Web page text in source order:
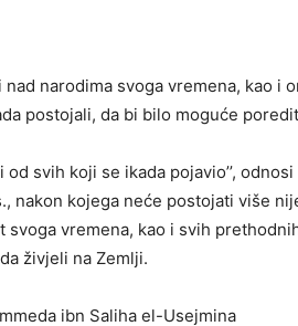
narodima svoga vremena, kao i
postojali, da bi bilo moguće
svih koji se ikada pojavio’’,
nakon kojega neće postojati više
svoga vremena, kao i svih
živjeli na Zemlji.
ibn Saliha el-Usejmina